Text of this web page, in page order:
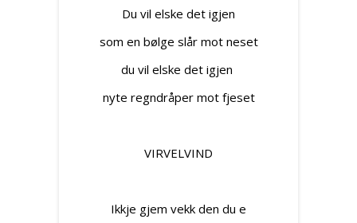
Du vil elske det igjen
som en bølge slår mot neset
du vil elske det igjen
nyte regndråper mot fjeset
VIRVELVIND
Ikkje gjem vekk den du e